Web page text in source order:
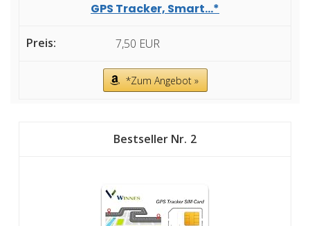
GPS Tracker, Smart...*
7,50 EUR
*Zum Angebot »
2